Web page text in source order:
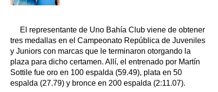
El representante de Uno Bahía Club viene de obtener
tres medallas en el Campeonato República de Juveniles
y Juniors con marcas que le terminaron otorgando la
plaza para dicho certamen. Allí, el entrenado por Martín
Sottile fue oro en 100 espalda (59.49), plata en 50
espalda (27.79) y bronce en 200 espalda (2:11.07).